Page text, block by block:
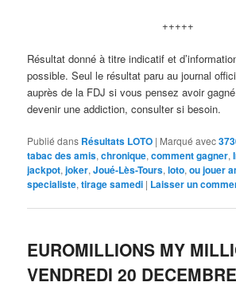
+++++
Résultat donné à titre indicatif et
possible. Seul le résultat paru au journal
auprès de la FDJ si vous pensez avoir
devenir une addiction, consulter si besoin.
Publié dans Résultats LOTO | Marqué avec
tabac des amis,chronique,comment gagner,
jackpot,joker,Joué-Lès-Tours,loto,ou jouer
specialiste,tirage samedi | Laisser un
EUROMILLIONS MY
VENDREDI 20 DECEMBRE